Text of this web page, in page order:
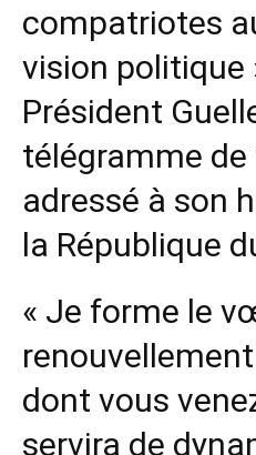
compatriotes
vision politique
Président
télégramme
adressé à son
la République
« Je forme le
dont vous
servira de